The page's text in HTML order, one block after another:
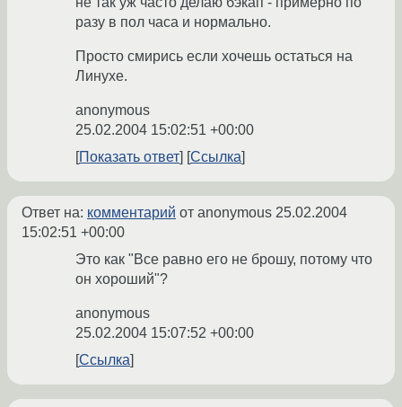
разу в пол часа и нормально.
Просто смирись если хочешь остаться на
Линухе.
anonymous
25.02.2004 15:02:51 +00:00
Показать ответ
Ссылка
Ответ на: комментарий от anonymous 25.02.2004
15:02:51 +00:00
Это как "Все равно его не брошу, потому что
он хороший"?
anonymous
25.02.2004 15:07:52 +00:00
Ссылка